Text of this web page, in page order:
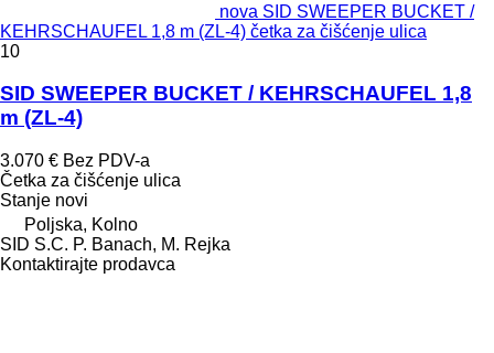
nova SID SWEEPER BUCKET /
KEHRSCHAUFEL 1,8 m (ZL-4) četka za čišćenje ulica
10
SID SWEEPER BUCKET / KEHRSCHAUFEL 1,8
m (ZL-4)
3.070 € Bez PDV-a
Četka za čišćenje ulica
Stanje novi
Poljska, Kolno
SID S.C. P. Banach, M. Rejka
Kontaktirajte prodavca